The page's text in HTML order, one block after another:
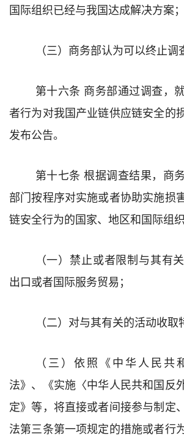
国际组织已经与我国达成解决方案；
（三） 商务部认为可以终止调
第十六条 商务部通过调查，
者行为对我国产业链供应链安全的
发布公告。
第十七条根据调查结果， 商
部门按程序对实施或者协助实施损
链安全行为的国家、 地区和国际组织
（一） 禁止或者限制与其有
出口或者国际服务贸易；
（二） 对与其有关的活动收取
（三） 依照《中华人民共
法》、《实施〈中华人民共和国反
定》等，将直接或者间接参与制定
法第三条第一项规定的措施或者行